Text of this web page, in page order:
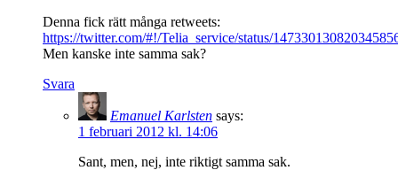
Denna fick rätt många retweets:
https://twitter.com/#!/Telia_service/status/
Men kanske inte samma sak?
Svara
Emanuel Karlsten says:
1 februari 2012 kl. 14:06
Sant, men, nej, inte riktigt samma sak.